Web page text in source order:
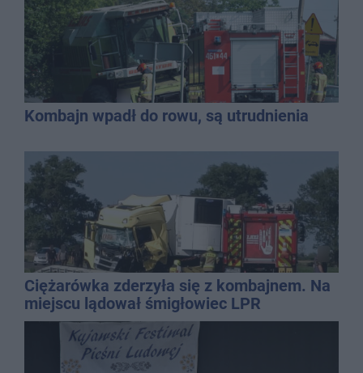
Kombajn wpadł do rowu, są utrudnienia
Ciężarówka zderzyła się z kombajnem. Na
miejscu lądował śmigłowiec LPR